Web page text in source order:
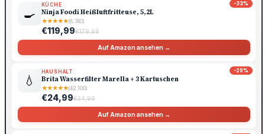
-33%
🍳
KÜCHE
Ninja Foodi Heißluftfritteuse, 5,2L
★★★★★(8.740)
€119,99€179,99
Auf Amazon ansehen →
-29%
💧
HAUSHALT
Brita Wasserfilter Marella + 3 Kartuschen
★★★★★(42.100)
€24,99€34,99
Auf Amazon ansehen →